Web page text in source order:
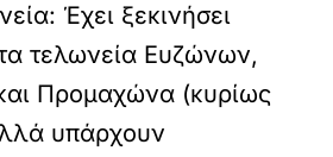
Έχει ξεκινήσει
τελωνεία Ευζώνων,
Προμαχώνα (κυρίως
υπάρχουν